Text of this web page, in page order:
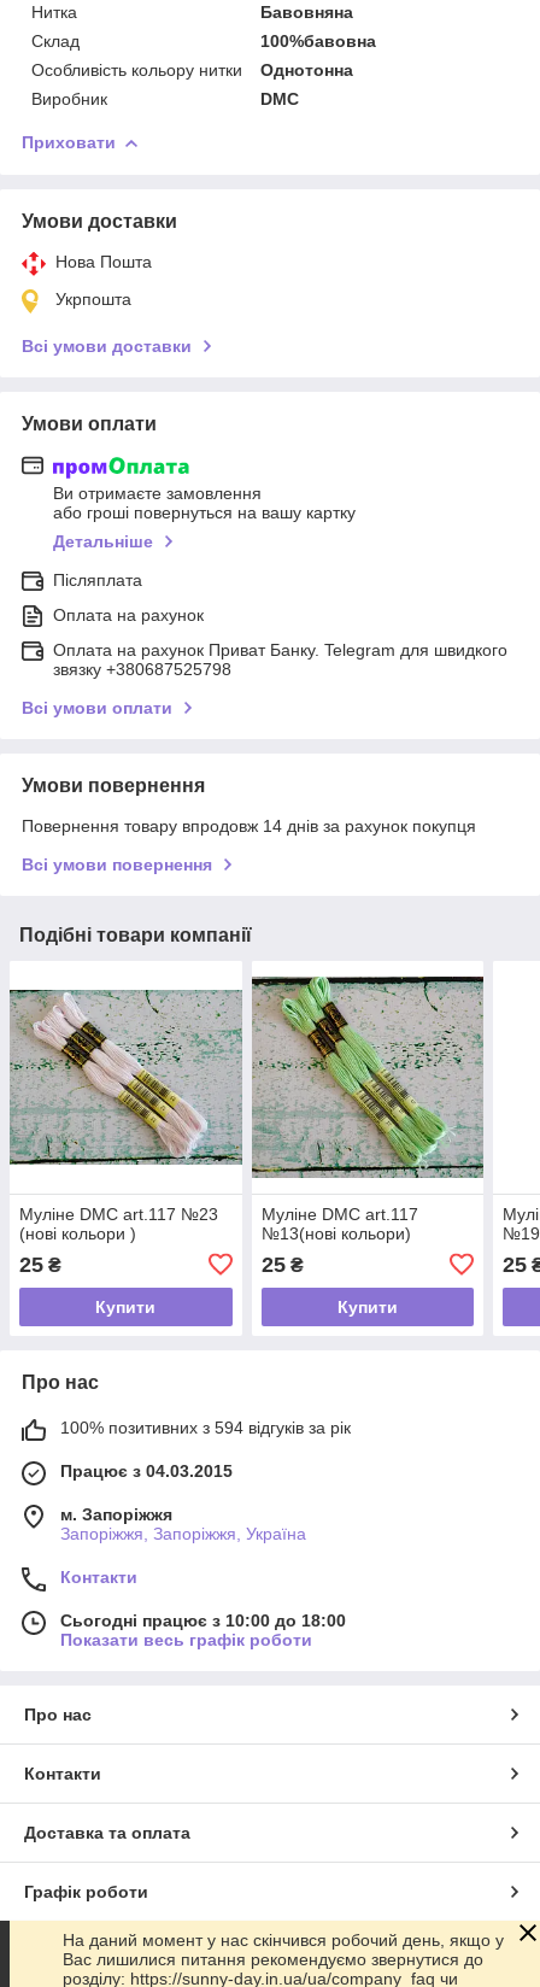
Нитка
Бавовняна
Склад
100%бавовна
Особливість кольору нитки
Однотонна
Виробник
DMC
Приховати
Умови доставки
Нова Пошта
Укрпошта
Всі умови доставки
Умови оплати
Ви отримаєте замовлення
або гроші повернуться на вашу картку
Детальніше
Післяплата
Оплата на рахунок
Оплата на рахунок Приват Банку. Telegram для швидкого
звязку +380687525798
Всі умови оплати
Умови повернення
Повернення товару впродовж 14 днів за рахунок покупця
Всі умови повернення
Подібні товари компанії
Муліне DMC art.117 №23
(нові кольори )
25 ₴
Купити
Муліне DMC art.117
№13(нові кольори)
25₴
Купити
25
Про нас
100% позитивних з 594 відгуків за рік
Працює з 04.03.2015
м. Запоріжжя
Запоріжжя, Запоріжжя, Україна
Контакти
Сьогодні працює з 10:00 до 18:00
Показати весь графік роботи
Про нас
Контакти
Доставка та оплата
Графік роботи
Повна версія сайту
На даний момент у нас скінчився робочий день, якщо у
Вас лишилися питання рекомендуємо звернутися до
розділу: https://sunny-day.in.ua/ua/company_faq чи